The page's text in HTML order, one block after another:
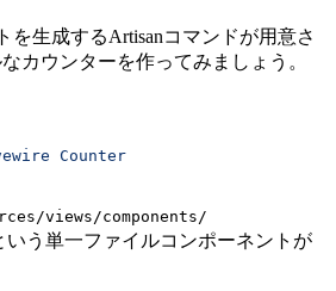
を生成するArtisanコマンドが用意さ
カウンターを作ってみましょう。
Counter
views/components/
いう単一ファイルコンポーネントが